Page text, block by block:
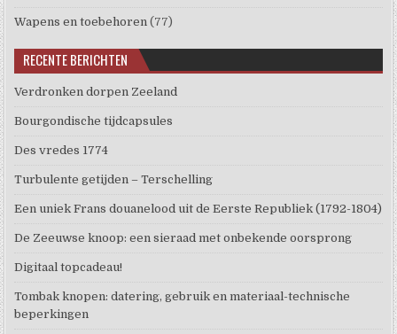
Wapens en toebehoren (77)
RECENTE BERICHTEN
Verdronken dorpen Zeeland
Bourgondische tijdcapsules
Des vredes 1774
Turbulente getijden – Terschelling
Een uniek Frans douanelood uit de Eerste Republiek (1792-1804)
De Zeeuwse knoop: een sieraad met onbekende oorsprong
Digitaal topcadeau!
Tombak knopen: datering, gebruik en materiaal-technische
beperkingen